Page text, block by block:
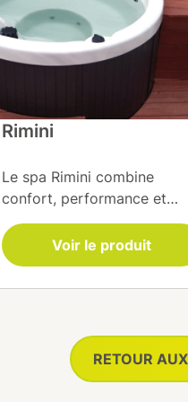
Rimini
Le spa Rimini combine
confort, performance et
durabilité. Équipé d’une
filtration EcoEnergie®, d’une
pompe de massage 2,5 CV
et d’une lampe UV PURE, il
isolation ISOPLUS® et sa
chromothérapie
Voir le produit
RETOUR